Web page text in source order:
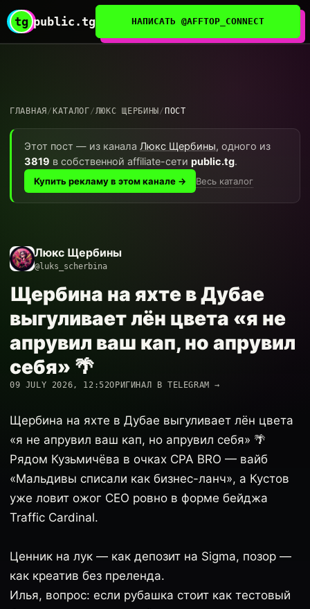
tg public.tg НАПИСАТЬ @AFFTOP_CONNECT
ГЛАВНАЯ / КАТАЛОГ/ЛЮКС ЩЕРБИНЫ / ПОСТ
Этот пост — из канала Люкс Щербины, одного из
3819 в собственной affiliate-сети public.tg.
Купить рекламу в этом канале → Весь каталог
Люкс Щербины
@luks_scherbina
Щербина на яхте в Дубае
выгуливает лён цвета «я не
апрувил ваш кап, но апрувил
себя» 🌴
09 JULY 2026, 12:52ОРИГИНАЛ В TELEGRAM →
Щербина на яхте в Дубае выгуливает лён цвета
«я не апрувил ваш кап, но апрувил себя» 🌴
Рядом Кузьмичёва в очках CPA BRO — вайб
«Мальдивы списали как бизнес-ланч», а Кустов
уже ловит ожог CEO ровно в форме бейджа
Traffic Cardinal.
Ценник на лук — как депозит на Sigma, позор —
как креатив без преленда.
Илья, вопрос: если рубашка стоит как тестовый